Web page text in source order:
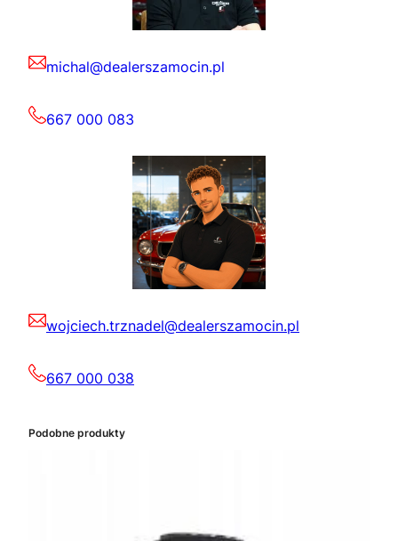
michal@dealerszamocin.pl
667 000 083
wojciech.trznadel@dealerszamocin.pl
667 000 038
Podobne produkty